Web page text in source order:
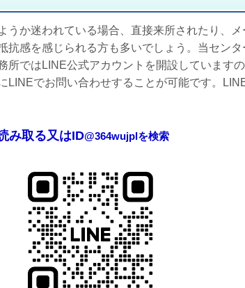
うか迷われている場合、直接来所されたり、
抗感を感じられる方も多いでしょう。当セン
所ではLINE公式アカウントを開設しています
LINEでお問い合わせすることが可能です。
み取る又はID@364wujplを検索